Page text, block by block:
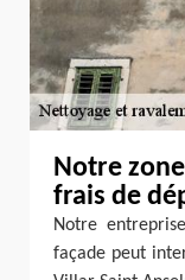
Notre
frais de
Notre
façade peut